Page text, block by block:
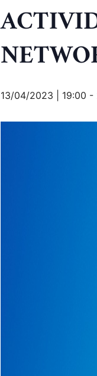
13/04/2023 | 19:00 -